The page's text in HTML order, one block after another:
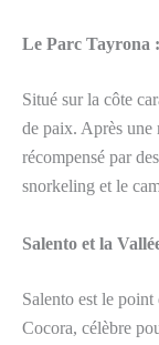
Le Parc Tayrona
Situé sur la côte
de paix. Après une
récompensé par
snorkeling et le
Salento et la
Salento est le
Cocora, célèbre